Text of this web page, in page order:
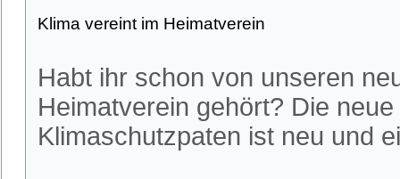
Klima vereint im Heimatverein
Habt ihr schon von unseren
Heimatverein gehört? Die
Klimaschutzpaten ist neu und